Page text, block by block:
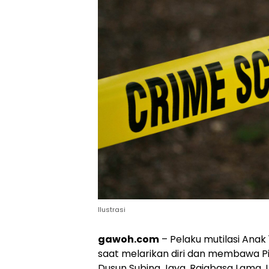
Ilustrasi
gawoh.com – Pelaku mutilasi
saat melarikan diri dan membawa